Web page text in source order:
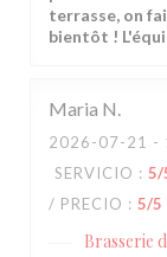
terrasse, on
bientôt !
Maria N
2026-07-21 -
SERVICIO : 5/
/ PRECIO : 5/5
Brasserie